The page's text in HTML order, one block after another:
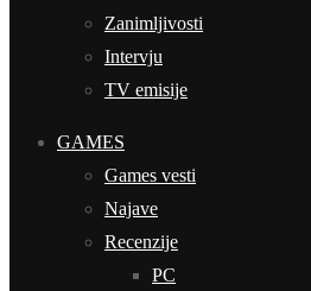
Zanimljivosti
Intervju
TV emisije
GAMES
Games vesti
Najave
Recenzije
PC